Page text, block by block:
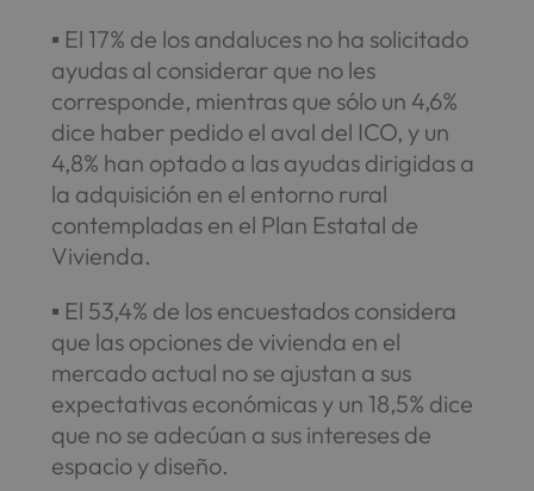
▪ El 17% de los andaluces no ha solicitado
ayudas al considerar que no les
corresponde, mientras que sólo un 4,6%
dice haber pedido el aval del ICO, y un
4,8% han optado a las ayudas dirigidas a
la adquisición en el entorno rural
contempladas en el Plan Estatal de
Vivienda.
▪ El 53,4% de los encuestados considera
que las opciones de vivienda en el
mercado actual no se ajustan a sus
expectativas económicas y un 18,5% dice
que no se adecúan a sus intereses de
espacio y diseño.